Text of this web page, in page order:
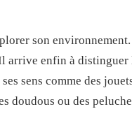
son
arrive enfin à
sens comme des
doudous ou des